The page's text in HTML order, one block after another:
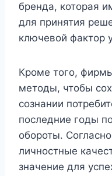
бренда, которая
для принятия
ключевой фактор
Кроме того,
методы, чтобы
сознании
последние годы
обороты.
личностные
значение для